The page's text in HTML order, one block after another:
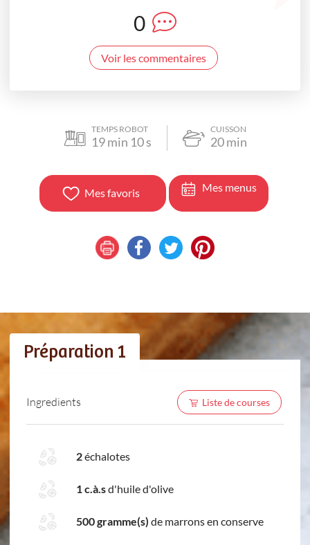
0
Voir les commentaires
TEMPS ROBOT
19min 10s
CUISSON
20min
Mes favoris Mes menus
Préparation 1
Ingredients Liste de courses
2échalotes
1 c.à.sd'huile d'olive
500 gramme(s) de marrons en conserve